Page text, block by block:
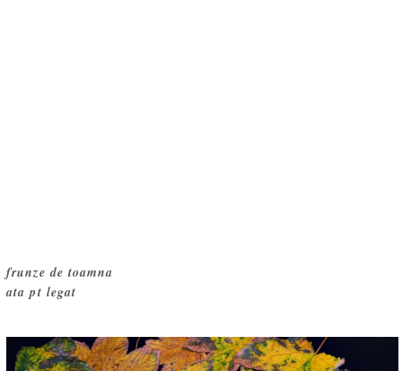
frunze de toamna
ata pt legat